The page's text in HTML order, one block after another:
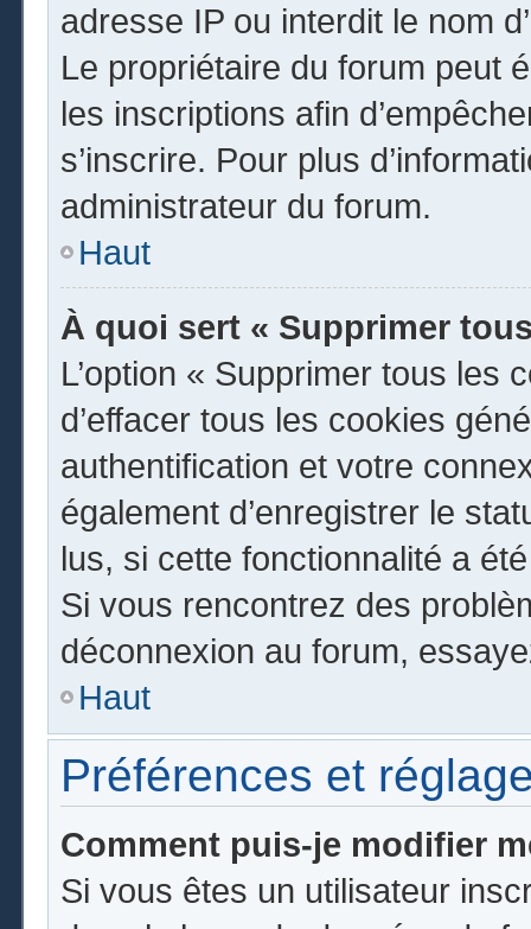
adresse IP ou interdit le nom
Le propriétaire du forum peut
les inscriptions afin
s’inscrire. Pour plus
administrateur du forum.
Haut
À quoi sert « Supprimer
L’option « Supprimer tous les
d’effacer tous les cookies
authentification et votre
également d’enregistrer le
lus, si cette fonctionnalité a
Si vous rencontrez des
déconnexion au forum,
Haut
Préférences et
Comment puis-je modifier
Si vous êtes un utilisateur